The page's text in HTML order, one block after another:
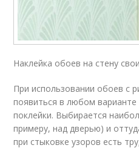
Наклейка обоев на стену
При использовании обоев с
появиться в любом варианте
поклейки. Выбирается
примеру, над дверью) и
при стыковке узоров есть